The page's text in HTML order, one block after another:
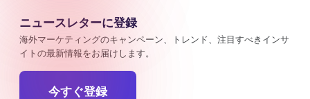
ニュースレターに登録
海外マーケティングのキャンペーン、トレンド、注目すべきインサ
イトの最新情報をお届けします。
今すぐ登録